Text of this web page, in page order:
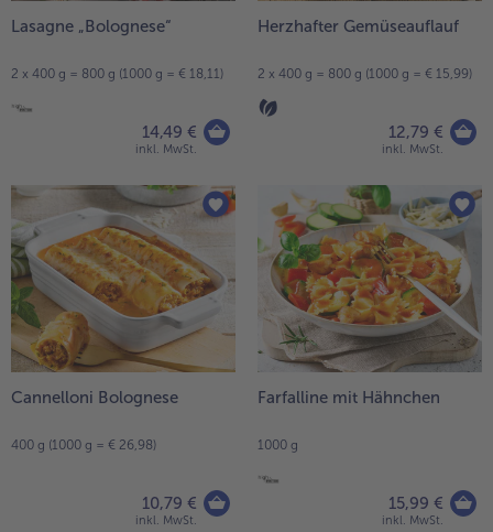
Lasagne „Bolognese“
2 x 400 g = 800 g (1000 g = € 18,11)
14,49 €
inkl. MwSt.
Herzhafter Gemüseauflauf
2 x 400 g = 800 g (1000 g = € 15,99)
12,79 €
inkl. MwSt.
Cannelloni Bolognese
400 g (1000 g = € 26,98)
10,79 €
inkl. MwSt.
Farfalline mit Hähnchen
1000 g
15,99 €
inkl. MwSt.